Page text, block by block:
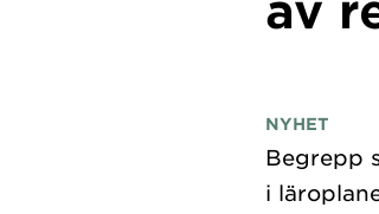
NYHET
Begrepp
i